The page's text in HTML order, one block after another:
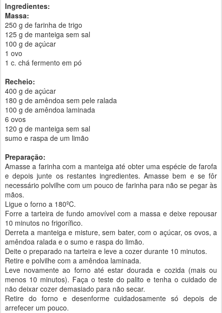
Ingredientes:
Massa:
250 g de farinha de trigo
125 g de manteiga sem sal
100 g de açúcar
1 ovo
1 c. chá fermento em pó
Recheio:
400 g de açúcar
180 g de amêndoa sem pele ralada
100 g de amêndoa laminada
6 ovos
120 g de manteiga sem sal
sumo e raspa de um limão
Preparação:
Amasse a farinha com a manteiga até obter uma espécie de farofa
e depois junte os restantes ingredientes. Amasse bem e se fôr
necessário polvilhe com um pouco de farinha para não se pegar às
mãos.
Ligue o forno a 180ºC.
Forre a tarteira de fundo amovível com a massa e deixe repousar
10 minutos no frigorífico.
Derreta a manteiga e misture, sem bater, com o açúcar, os ovos, a
amêndoa ralada e o sumo e raspa do limão.
Deite o preparado na tarteira e leve a cozer durante 10 minutos.
Retire e polvilhe com a amêndoa laminada.
Leve novamente ao forno até estar dourada e cozida (mais ou
menos 10 minutos). Faça o teste do palito e tenha o cuidado de
não deixar cozer demasiado para não secar.
Retire do forno e desenforme cuidadosamente só depois de
arrefecer um pouco.